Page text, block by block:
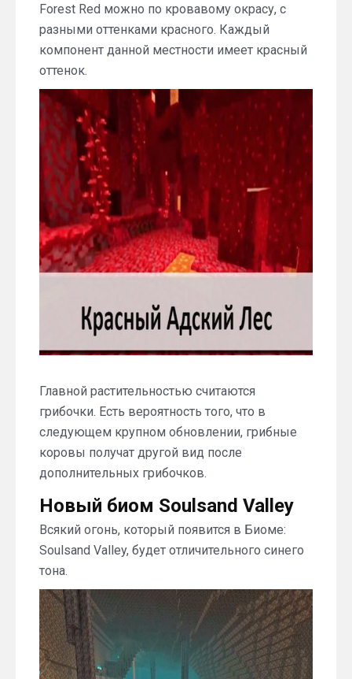
Forest Red можно по кровавому окрасу, с
разными оттенками красного. Каждый
компонент данной местности имеет красный
оттенок.
Главной растительностью считаются
грибочки. Есть вероятность того, что в
следующем крупном обновлении, грибные
коровы получат другой вид после
дополнительных грибочков.
Новый биом Soulsand Valley
Всякий огонь, который появится в Биоме:
Soulsand Valley, будет отличительного синего
тона.